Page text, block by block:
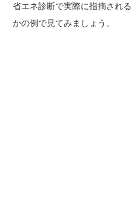
省エネ診断で実際に指摘され
かの例で見てみましょう。